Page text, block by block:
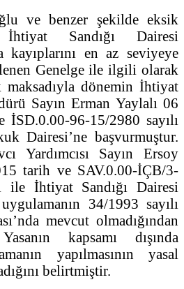
ve benzer şekilde eksik
Sandığı Dairesi
en az seviyeye
Genelge ile ilgili olarak
dönemin İhtiyat
Sayın Erman Yaylalı 06
İSD.0.00-96-15/2980 sayılı
Dairesi’ne başvurmuştur.
Yardımcısı Sayın Ersoy
tarih ve SAV.0.00-İÇB/3-
ile İhtiyat Sandığı Dairesi
34/1993 sayılı
mevcut olmadığından
kapsamı dışında
yapılmasının yasal
belirtmiştir.